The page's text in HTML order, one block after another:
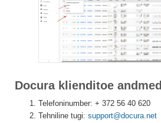
Docura klienditoe andmed
Telefoninumber: + 372 56 40 620
Tehniline tugi: support@docura.net